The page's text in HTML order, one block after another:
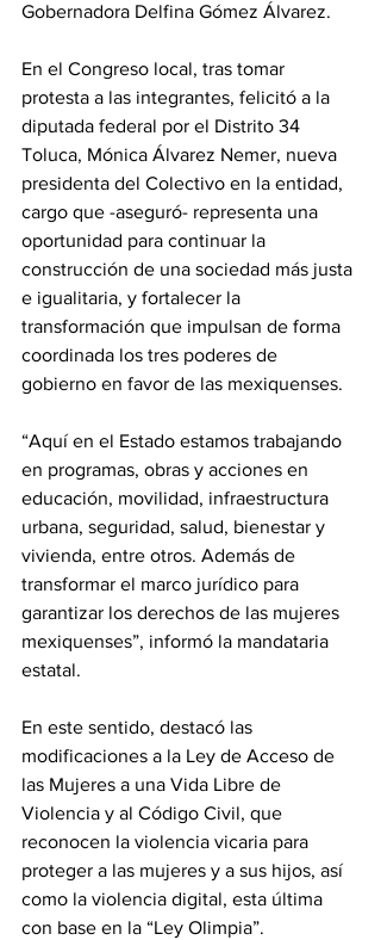
Gobernadora Delfina Gómez Álvarez.
En el Congreso local, tras tomar
protesta a las integrantes, felicitó a la
diputada federal por el Distrito 34
Toluca, Mónica Álvarez Nemer, nueva
presidenta del Colectivo en la entidad,
cargo que -aseguró- representa una
oportunidad para continuar la
construcción de una sociedad más justa
e igualitaria, y fortalecer la
transformación que impulsan de forma
coordinada los tres poderes de
gobierno en favor de las mexiquenses.
“Aquí en el Estado estamos trabajando
en programas, obras y acciones en
educación, movilidad, infraestructura
urbana, seguridad, salud, bienestar y
vivienda, entre otros. Además de
transformar el marco jurídico para
garantizar los derechos de las mujeres
mexiquenses”, informó la mandataria
estatal.
En este sentido, destacó las
modificaciones a la Ley de Acceso de
las Mujeres a una Vida Libre de
Violencia y al Código Civil, que
reconocen la violencia vicaria para
proteger a las mujeres y a sus hijos, así
como la violencia digital, esta última
con base en la “Ley Olimpia”.